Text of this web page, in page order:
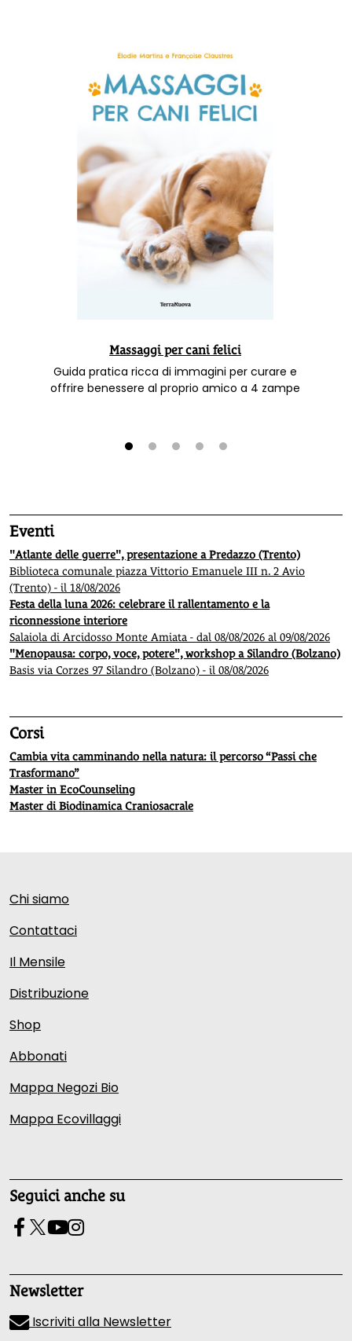
Massaggi per cani felici
Guida pratica ricca di immagini per curare e
offrire benessere al proprio amico a 4 zampe
Eventi
"Atlante delle guerre", presentazione a Predazzo (Trento)
Biblioteca comunale piazza Vittorio Emanuele III n. 2 Avio
(Trento) - il 18/08/2026
Festa della luna 2026: celebrare il rallentamento e la
riconnessione interiore
Salaiola di Arcidosso Monte Amiata - dal 08/08/2026 al 09/08/2026
"Menopausa: corpo, voce, potere", workshop a Silandro (Bolzano)
Basis via Corzes 97 Silandro (Bolzano) - il 08/08/2026
Corsi
Cambia vita camminando nella natura: il percorso “Passi che
Trasformano”
Master in EcoCounseling
Master di Biodinamica Craniosacrale
Chi siamo
Contattaci
Il Mensile
Distribuzione
Shop
Abbonati
Mappa Negozi Bio
Mappa Ecovillaggi
Seguici anche su
Newsletter
Iscriviti alla Newsletter